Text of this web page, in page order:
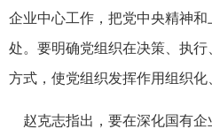
企业中心工作，把党中央精神
处。要明确党组织在决策、执
方式，使党组织发挥作用组织化
赵克志指出，要在深化国有企